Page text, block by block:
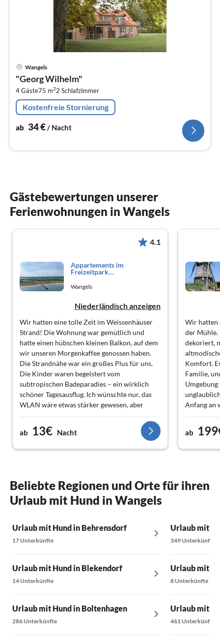
Wangels
"Georg Wilhelm"
4 Gäste75 m22 Schlafzimmer
Kostenfreie Stornierung
ab 34€/ Nacht
Gästebewertungen unserer
Ferienwohnungen in Wangels
4.1
Appartements im
Freizeitpark
Wangels
Niederländisch anzeigen
Wir hatten eine tolle Zeit im Weissenhäuser
Strand! Die Wohnung war gemütlich und
hatte einen hübschen kleinen Balkon, auf dem
wir unseren Morgenkaffee genossen haben.
Die Strandnähe war ein großes Plus für uns.
Die Kinder waren begeistert vom
subtropischen Badeparadies – ein wirklich
schöner Tagesausflug. Ich wünschte nur, das
WLAN wäre etwas stärker gewesen, aber
insgesamt war es super. Die Reise hat sich auf
jeden Fall gelohnt, besonders wenn man
Wassersport mag oder einfach nur am Meer
ab 13€ Nacht
Wir hatten
der Mühle.
dekoriert,
Komfort.
Familie,
Anfang an
ab
Beliebte Regionen und Orte für ihren
Urlaub mit Hund in Wangels
Urlaub mit Hund in Behrensdorf
17 Unterkünfte
Urlaub mit Hund in Blekendorf
14 Unterkünfte
Urlaub mit Hund in Boltenhagen
286 Unterkünfte
Urlaub mit
349 Unterkünfte
Urlaub mit
8 Unterkünfte
Urlaub mit
461 Unterkünfte